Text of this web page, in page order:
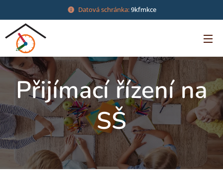
Datová schránka:9kfmkce
Přijímací řízení na
SŠ